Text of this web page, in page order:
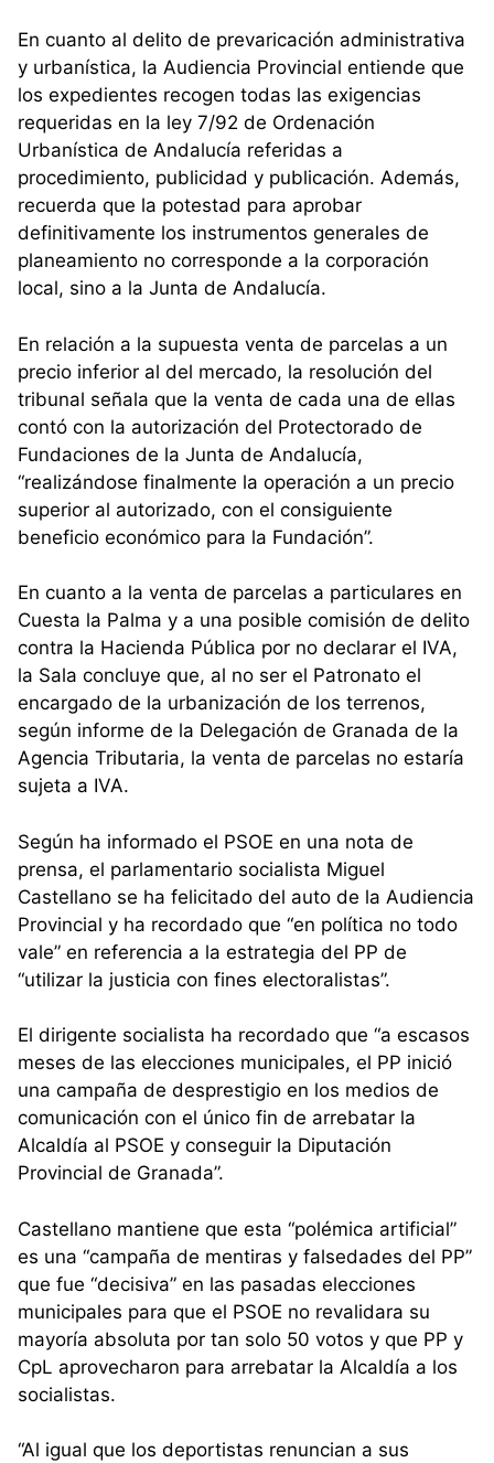
En cuanto al delito de prevaricación administrativa
y urbanística, la Audiencia Provincial entiende que
los expedientes recogen todas las exigencias
requeridas en la ley 7/92 de Ordenación
Urbanística de Andalucía referidas a
procedimiento, publicidad y publicación. Además,
recuerda que la potestad para aprobar
definitivamente los instrumentos generales de
planeamiento no corresponde a la corporación
local, sino a la Junta de Andalucía.
En relación a la supuesta venta de parcelas a un
precio inferior al del mercado, la resolución del
tribunal señala que la venta de cada una de ellas
contó con la autorización del Protectorado de
Fundaciones de la Junta de Andalucía,
“realizándose finalmente la operación a un precio
superior al autorizado, con el consiguiente
beneficio económico para la Fundación”.
En cuanto a la venta de parcelas a particulares en
Cuesta la Palma y a una posible comisión de delito
contra la Hacienda Pública por no declarar el IVA,
la Sala concluye que, al no ser el Patronato el
encargado de la urbanización de los terrenos,
según informe de la Delegación de Granada de la
Agencia Tributaria, la venta de parcelas no estaría
sujeta a IVA.
Según ha informado el PSOE en una nota de
prensa, el parlamentario socialista Miguel
Castellano se ha felicitado del auto de la Audiencia
Provincial y ha recordado que “en política no todo
vale” en referencia a la estrategia del PP de
“utilizar la justicia con fines electoralistas”.
El dirigente socialista ha recordado que “a escasos
meses de las elecciones municipales, el PP inició
una campaña de desprestigio en los medios de
comunicación con el único fin de arrebatar la
Alcaldía al PSOE y conseguir la Diputación
Provincial de Granada”.
Castellano mantiene que esta “polémica artificial”
es una “campaña de mentiras y falsedades del PP”
que fue “decisiva” en las pasadas elecciones
municipales para que el PSOE no revalidara su
mayoría absoluta por tan solo 50 votos y que PP y
CpL aprovecharon para arrebatar la Alcaldía a los
socialistas.
“Al igual que los deportistas renuncian a sus